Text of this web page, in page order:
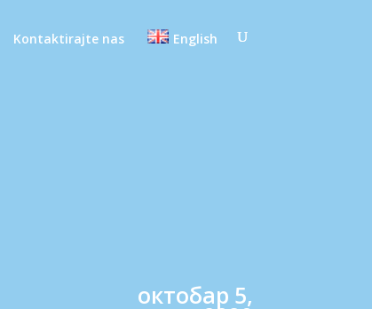
Kontaktirajte nas English
октобар 5,